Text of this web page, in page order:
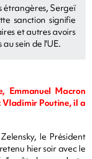
étrangères, Sergeï
sanction signifie
et autres avoirs
sein de l'UE.
Emmanuel Macron
Vladimir Poutine, il a
le Président
hier soir avec le